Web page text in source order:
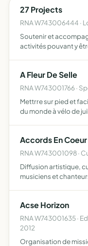
27 Projects
RNA W743006444 ·
Soutenir et
activités pouvant y
dressing, sé…
A Fleur De Selle
RNA W743001766 ·
Mettrre sur pied et
du monde à vélo de
Accords En Coeur
RNA W743001098 ·
Diffusion artistique,
musiciens et
Acse Horizon
RNA W743001635 ·
2012
Organisation de